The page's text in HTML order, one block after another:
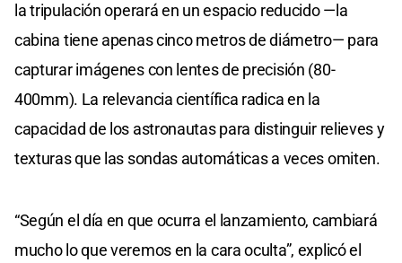
la tripulación operará en un espacio reducido —la
cabina tiene apenas cinco metros de diámetro— para
capturar imágenes con lentes de precisión (80-
400mm). La relevancia científica radica en la
capacidad de los astronautas para distinguir relieves y
texturas que las sondas automáticas a veces omiten.
“Según el día en que ocurra el lanzamiento, cambiará
mucho lo que veremos en la cara oculta”, explicó el